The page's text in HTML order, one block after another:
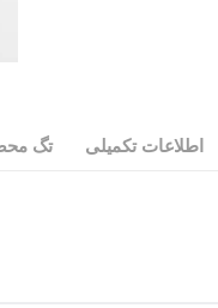
اطلاعات تکمیلی تگ